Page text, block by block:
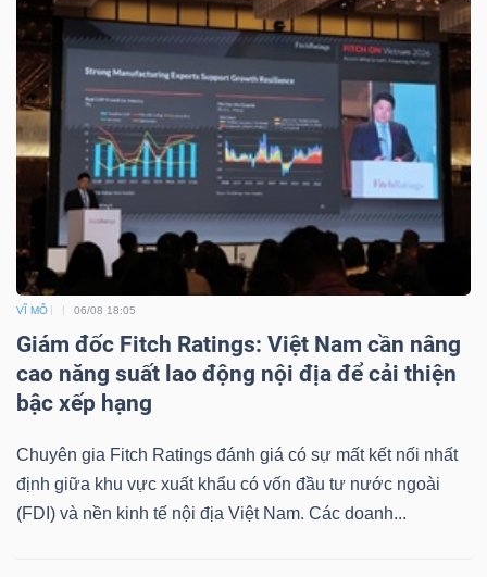
VĨ MÔ 06/08 18:05
Giám đốc Fitch Ratings: Việt Nam cần nâng
cao năng suất lao động nội địa để cải thiện
bậc xếp hạng
Chuyên gia Fitch Ratings đánh giá có sự mất kết nối nhất
định giữa khu vực xuất khẩu có vốn đầu tư nước ngoài
(FDI) và nền kinh tế nội địa Việt Nam. Các doanh...